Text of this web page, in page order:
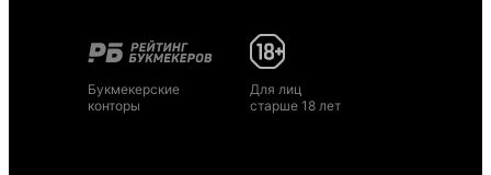
Букмекерские
конторы
Для лиц
старше 18 лет